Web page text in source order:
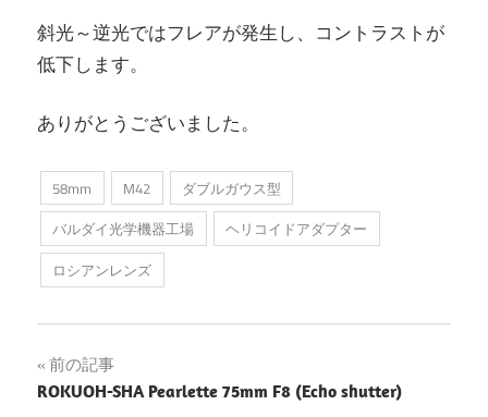
斜光～逆光ではフレアが発生し、コントラストが
低下します。
ありがとうございました。
58mm M42
ダブルガウス型
バルダイ光学機器工場
ヘリコイドアダプター
ロシアンレンズ
投
前の記事
ROKUOH-SHA Pearlette 75mm F8 (Echo shutter)